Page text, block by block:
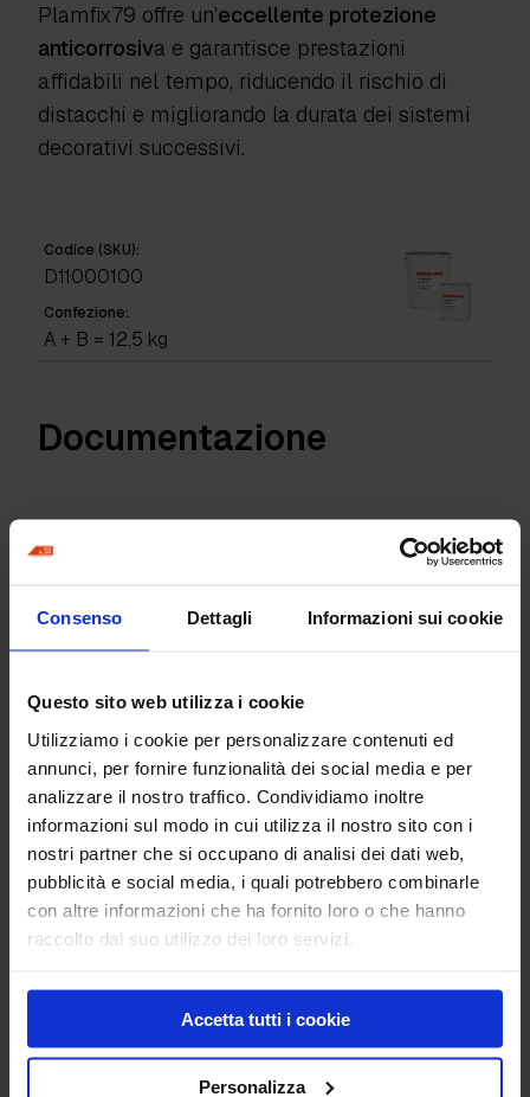
Consenso Dettagli Informazioni sui cookie
Questo sito web utilizza i cookie
Utilizziamo i cookie per personalizzare contenuti ed
annunci, per fornire funzionalità dei social media e per
analizzare il nostro traffico. Condividiamo inoltre
informazioni sul modo in cui utilizza il nostro sito con i
nostri partner che si occupano di analisi dei dati web,
pubblicità e social media, i quali potrebbero combinarle
con altre informazioni che ha fornito loro o che hanno
raccolto dal suo utilizzo dei loro servizi.
Accetta tutti i cookie
Personalizza
Plamfix79 offre un’eccellente protezione
anticorrosiva e garantisce prestazioni
affidabili nel tempo, riducendo il rischio di
distacchi e migliorando la durata dei sistemi
decorativi successivi.
Codice (SKU):
D11000100
Confezione:
A + B = 12,5 kg
Addensante per Plamina
Plamina
Prodotti
Pavimenti industriali
Superfici Decorative
Protettivi e resine
Detergenti e altro
Documentazione